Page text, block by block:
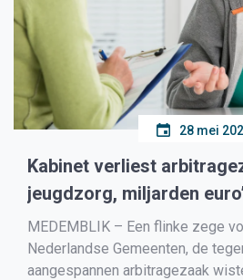
28 mei
Kabinet verliest
jeugdzorg, miljarden
MEDEMBLIK – Een flinke zege
Nederlandse Gemeenten, de
aangespannen arbitragezaak